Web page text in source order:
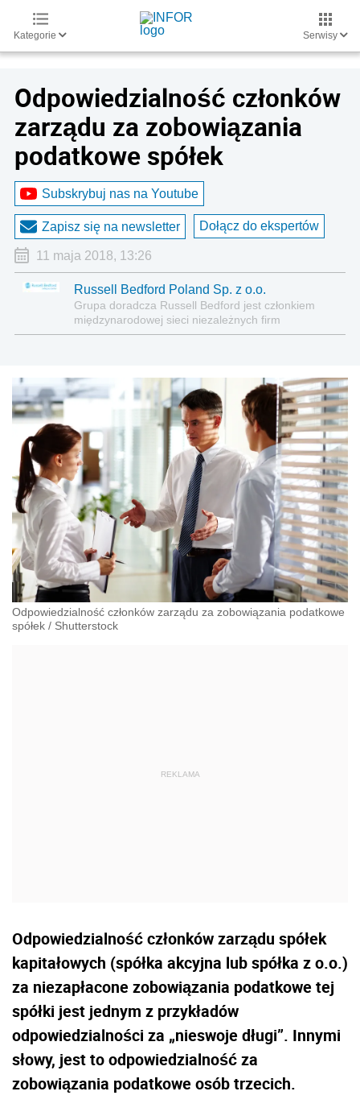
Kategorie Serwisy
Odpowiedzialność członków
zarządu za zobowiązania
podatkowe spółek
Subskrybuj nas na Youtube
Zapisz się na newsletter Dołącz do ekspertów
11 maja 2018, 13:26
Russell Bedford Poland Sp. z o.o.
Grupa doradcza Russell Bedford jest członkiem
międzynarodowej sieci niezależnych firm
doradczych Russell Bedford International,
doradców biznesowych. Russell Bedford doradza
klientom w ponad 90 krajach na całym świecie.
Grupa posiada ponad 290 biur i zatrudnia ok. 7.000
profesjonalnych doradców.
Odpowiedzialność członków zarządu za zobowiązania podatkowe
spółek / Shutterstock
Odpowiedzialność członków zarządu spółek
kapitałowych (spółka akcyjna lub spółka z o.o.)
za niezapłacone zobowiązania podatkowe tej
spółki jest jednym z przykładów
odpowiedzialności za „nieswoje długi”. Innymi
słowy, jest to odpowiedzialność za
zobowiązania podatkowe osób trzecich.